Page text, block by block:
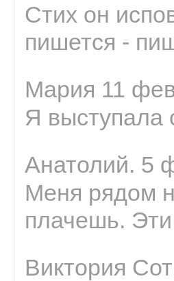
Стих он
пишется -
Мария 11
Я выступала
Анатолий. 5
Меня рядом
плачешь. Эти
Виктория